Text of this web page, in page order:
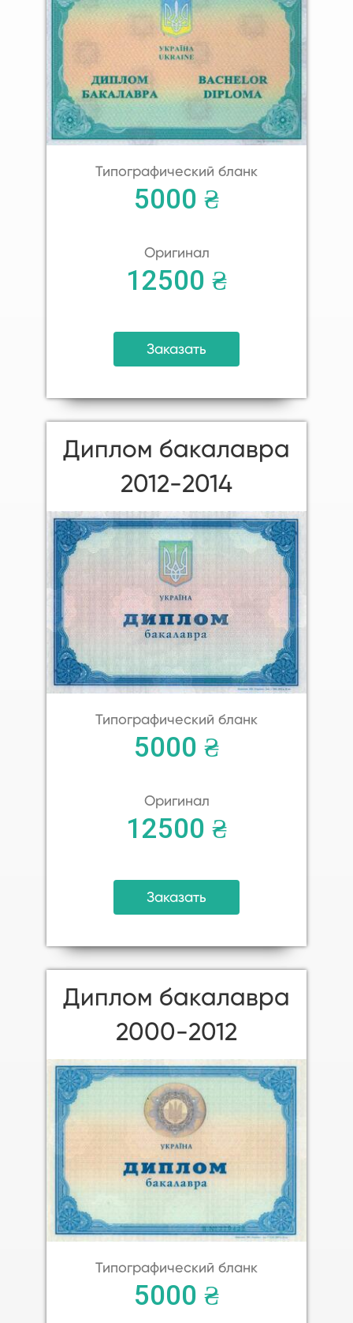
Типографический бланк
5000 ₴
Оригинал
12500 ₴
Заказать
Диплом бакалавра
2012-2014
Типографический бланк
5000 ₴
Оригинал
12500 ₴
Заказать
Диплом бакалавра
2000-2012
Типографический бланк
5000 ₴